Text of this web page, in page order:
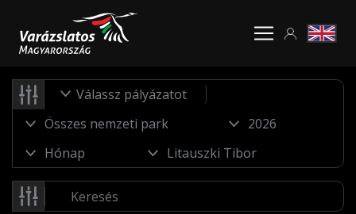
Válassz pályázatot